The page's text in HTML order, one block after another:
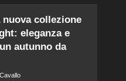
collezione
eleganza e
autunno da